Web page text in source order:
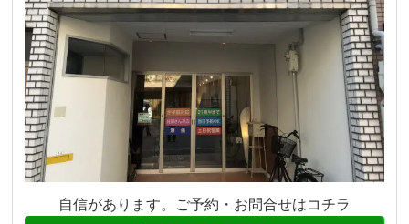
自信があります。ご予約・お問合せはコチラ